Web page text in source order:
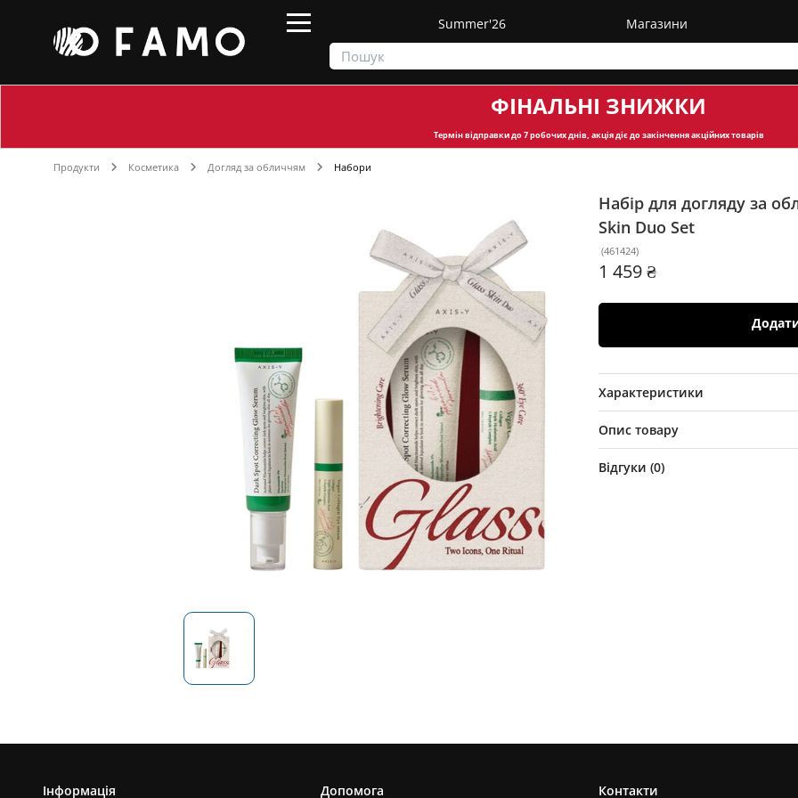
Summer'26 Магазини
ФІНАЛЬНІ ЗНИЖКИ
Термін відправкидо 7 робочих днів, акція діє до закінчення акційних товарів
Продукти Косметика Догляд за обличчям Набори
Набір для догляду за
Skin Duo Set
(461424)
1 459 ₴
Характеристики
Опис товару
Відгуки (0)
Інформація Допомога Контакти